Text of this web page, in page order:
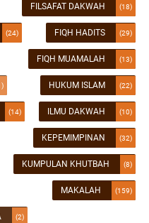
FILSAFAT DAKWAH (18)
(24) FIQH HADITS (29)
FIQH MUAMALAH (13)
HUKUM ISLAM (22)
(14) ILMU DAKWAH (10)
KEPEMIMPINAN (32)
KUMPULAN KHUTBAH (8)
MAKALAH (159)
(2)